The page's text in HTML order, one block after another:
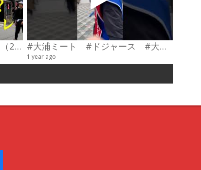
第23回わだやま竹田お城まつり（2026） 武者行列 #大浦ミート #ドジャース #大谷翔平 #陣羽織 #オーダーメイド #shorts
1 year ago